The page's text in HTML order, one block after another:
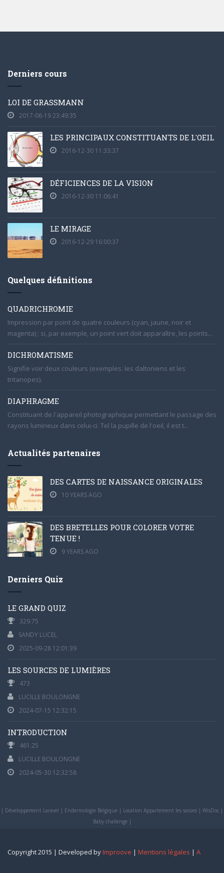
Derniers cours
LOI DE GRASSMANN
2017-06-19 23:49:35
LES PRINCIPAUX CONSTITUANTS DE L'OEIL
2016-12-30 11:33:37
DÉFICIENCES DE LA VISION
2016-12-30 11:06:41
LE MIRAGE
2016-12-29 16:00:37
Quelques définitions
QUADRICHROMIE
Impression par point de quatre couleurs (cyan, jaune, noir et
magenta) ; si, par exemple, un point vert doit apparaître, les points...
DICHROMATISME
Signifie voir deux couleurs (exemples: les daltoniens et les
tritanopes).
DIAPHRAGME
Constituant de l'appareil photographique permettant le passage des
rayons lumineux dans celui-ci. Tel la pupille de l'oeil, il est t...
Actualités partenaires
DES CARTES DE NAISSANCE ORIGINALES
10 YEARS AGO
DES BRETELLES POUR COLORER VOTRE
TENUE !
9 YEARS AGO
Derniers Quiz
LE GRAND QUIZ
329.75
SANDY LUCEL
2025-09-28 12:01:39
LES SOURCES DE LUMIÈRES
473
LUCILLE BOULONGNE
2024-07-15 12:32:15
INTRODUCTION
461.25
LUCILLE BOULONGNE
2024-05-30 12:32:58
| Développement Laravel | Endermologie Belgique | Location Appartement les saisies | WisDoc |
Baby challenge|
Copyright 2015 | Developed byImproove | Mentions légales | A